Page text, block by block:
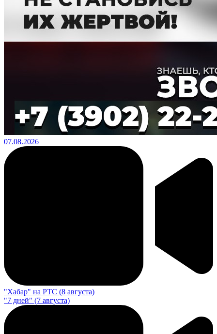
07.08.2026
"Хабар" на РТС (8 августа)
"7 дней" (7 августа)